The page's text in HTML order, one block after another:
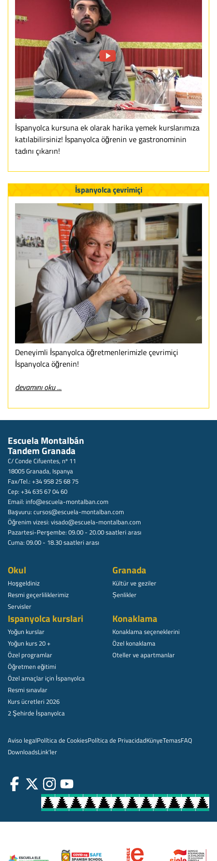
İspanyolca kursuna ek olarak harika yemek kurslarımıza
katılabilirsiniz! İspanyolca öğrenin ve gastronominin
tadını çıkarın!
İspanyolca çevrimiçi
Deneyimli İspanyolca öğretmenlerimizle çevrimiçi
İspanyolca öğrenin!
devamını oku ...
Escuela Montalbán
Tandem Granada
C/ Conde Cifuentes, nº 11
18005 Granada, Ispanya
Fax/Tel.: +34 958 25 68 75
Cep: +34 635 67 04 60
Email: info@escuela-montalban.com
Başvuru: cursos@escuela-montalban.com
Öğrenim vizesi: visado@escuela-montalban.com
Pazartesi-Perşembe: 09.00 - 20.00 saatleri arası
Cuma: 09.00 - 18.30 saatleri arası
Okul
Hoşgeldiniz
Resmi geçerliliklerimiz
Servisler
Granada
Kültür ve geziler
Șenlikler
Ispanyolca kurslari
Yoğun kurslar
Yoğun kurs 20 +
Özel programlar
Öğretmen eğitimi
Özel amaçlar için İspanyolca
Resmi sınavlar
Kurs ücretleri 2026
2 Şehirde İspanyolca
Konaklama
Konaklama seçeneklerini
Özel konaklama
Oteller ve apartmanlar
Aviso legalPolítica de CookiesPolítica de PrivacidadKünyeTemasFAQ
DownloadsLink'ler